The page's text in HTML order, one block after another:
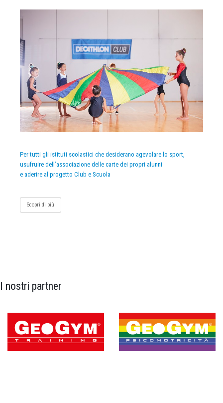
Per tutti gli istituti scolastici che desiderano agevolare lo sport,
usufruire dell’associazione delle carte dei propri alunni
e aderire al progetto Club e Scuola
Scopri di più
I nostri partner